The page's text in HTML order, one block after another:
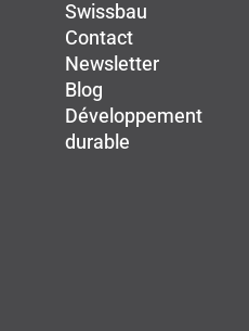
Swissbau
Contact
Newsletter
Blog
Développement
durable